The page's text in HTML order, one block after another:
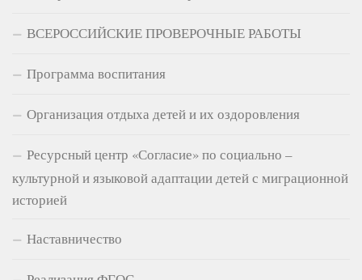
ВСЕРОССИЙСКИЕ ПРОВЕРОЧНЫЕ РАБОТЫ
Программа воспитания
Организация отдыха детей и их оздоровления
Ресурсный центр «Согласие» по социально –
культурной и языковой адаптации детей с миграционной
историей
Наставничество